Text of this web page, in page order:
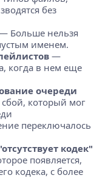
без
Больше нельзя
именем.
—
когда в нем еще
очереди
который мог
переключалось
кодек"
появляется,
кодека, с более